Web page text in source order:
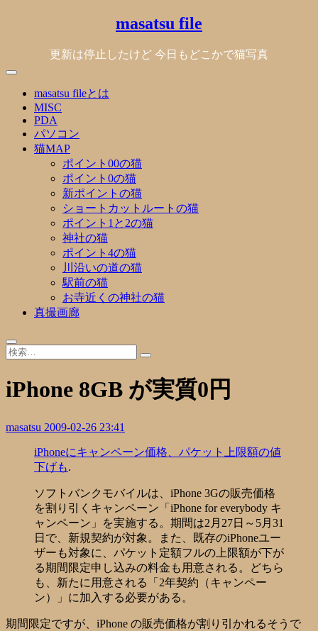
masatsu file
更新は停止したけど 今日もどこかで猫写真
masatsu fileとは
MISC
PDA
パソコン
猫MAP
ポイント00の猫
ポイント0の猫
新ポイントの猫
ショートカットルートの猫
ポイント1と2の猫
神社の猫
ポイント4の猫
川沿いの道の猫
駅前の猫
お寺近くの神社の猫
真撮画廊
iPhone 8GB が実質0円
masatsu 2009-02-26 23:41
iPhoneにキャンペーン価格、パケット上限額の値
下げも.
ソフトバンクモバイルは、iPhone 3Gの販売価格
を割り引くキャンペーン「iPhone for everybody キ
ャンペーン」を実施する。期間は2月27日～5月31
日で、新規契約が対象。また、既存のiPhoneユー
ザーも対象に、パケット定額フルの上限額が下が
る期間限定申し込みの料金も用意される。どちら
も、新たに用意される「2年契約（キャンペー
ン）」に加入する必要がある。
期間限定ですが、iPhone の販売価格が割り引かれるそうで